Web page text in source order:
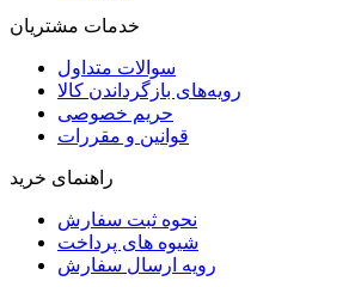
خدمات مشتریان
سوالات متداول
رویه‌های بازگرداندن کالا
حریم خصوصی
قوانین و مقررات
راهنمای خرید
نحوه ثبت سفارش
شیوه های پرداخت
رویه ارسال سفارش